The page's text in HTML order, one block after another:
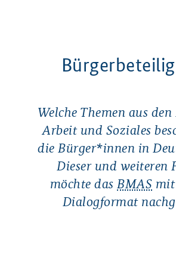
Welche Themen aus den
Arbeit und Soziales
die Bürger*innen in
Dieser und weiteren
möchte dasBMAS mit
Dialogformat